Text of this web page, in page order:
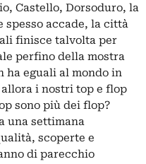
Castello, Dorsoduro, la
spesso accade, la città
finisce talvolta per
perfino della mostra
ha eguali al mondo in
i nostri top e flop
sono più dei flop?
una settimana
scoperte e
di parecchio